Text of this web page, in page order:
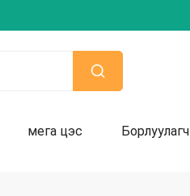
мега цэс Борлуулагч